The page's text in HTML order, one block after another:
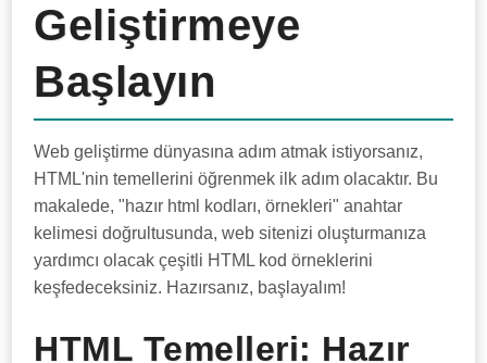
Geliştirmeye
Başlayın
Web geliştirme dünyasına adım atmak istiyorsanız,
HTML'nin temellerini öğrenmek ilk adım olacaktır. Bu
makalede, "hazır html kodları, örnekleri" anahtar
kelimesi doğrultusunda, web sitenizi oluşturmanıza
yardımcı olacak çeşitli HTML kod örneklerini
keşfedeceksiniz. Hazırsanız, başlayalım!
HTML Temelleri: Hazır